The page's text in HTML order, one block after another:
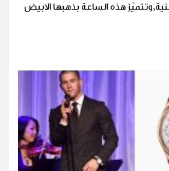
هذه الساعة بذهبها الابيض